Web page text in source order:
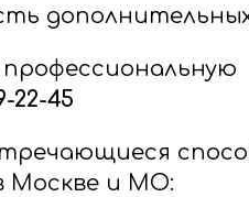
22-45
Москве и МО: